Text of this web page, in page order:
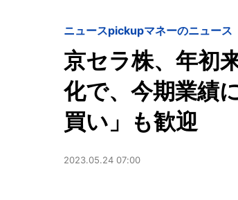
ニュースpickupマネーのニュース
京セラ株、年初
化で、今期業績
買い」も歓迎
2023.05.24 07:00